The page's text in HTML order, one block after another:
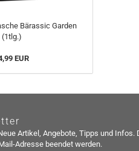
Bärassic Garden
(1tlg.)
EUR
Artikel, Angebote, Tipps und Infos.
Adresse beendet werden.